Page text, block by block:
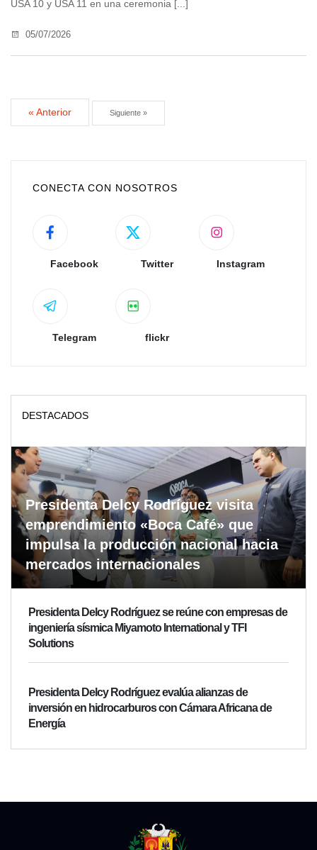
USA 10 y USA 11 en una ceremonia [...]
05/07/2026
« Anterior Siguiente »
CONECTA CON NOSOTROS
Facebook Twitter Instagram
Telegram flickr
DESTACADOS
Presidenta Delcy Rodríguez visita
emprendimiento «Boca Café» que
impulsa la producción nacional hacia
mercados internacionales
Presidenta Delcy Rodríguez se reúne con empresas de
ingeniería sísmica Miyamoto International y TFI
Solutions
Presidenta Delcy Rodríguez evalúa alianzas de
inversión en hidrocarburos con Cámara Africana de
Energía